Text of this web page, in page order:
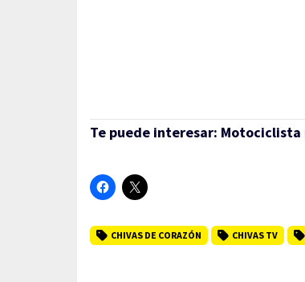
Te puede interesar: Motociclista
CHIVAS DE CORAZÓN CHIVAS TV